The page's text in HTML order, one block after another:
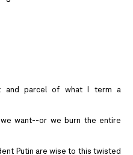
and parcel of what I term a
we want--or we burn the entire
Putin are wise to this twisted